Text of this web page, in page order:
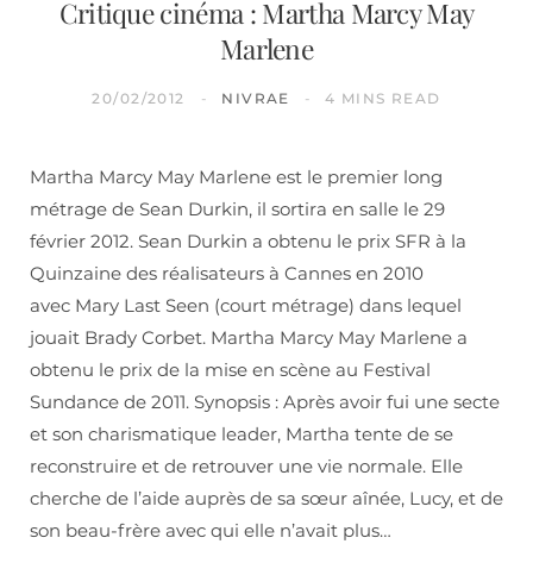
Critique cinéma : Martha Marcy May
Marlene
20/02/2012 NIVRAE 4 MINS READ
Martha Marcy May Marlene est le premier long
métrage de Sean Durkin, il sortira en salle le 29
février 2012. Sean Durkin a obtenu le prix SFR à la
Quinzaine des réalisateurs à Cannes en 2010
avec Mary Last Seen (court métrage) dans lequel
jouait Brady Corbet. Martha Marcy May Marlene a
obtenu le prix de la mise en scène au Festival
Sundance de 2011. Synopsis : Après avoir fui une secte
et son charismatique leader, Martha tente de se
reconstruire et de retrouver une vie normale. Elle
cherche de l’aide auprès de sa sœur aînée, Lucy, et de
son beau-frère avec qui elle n’avait plus…